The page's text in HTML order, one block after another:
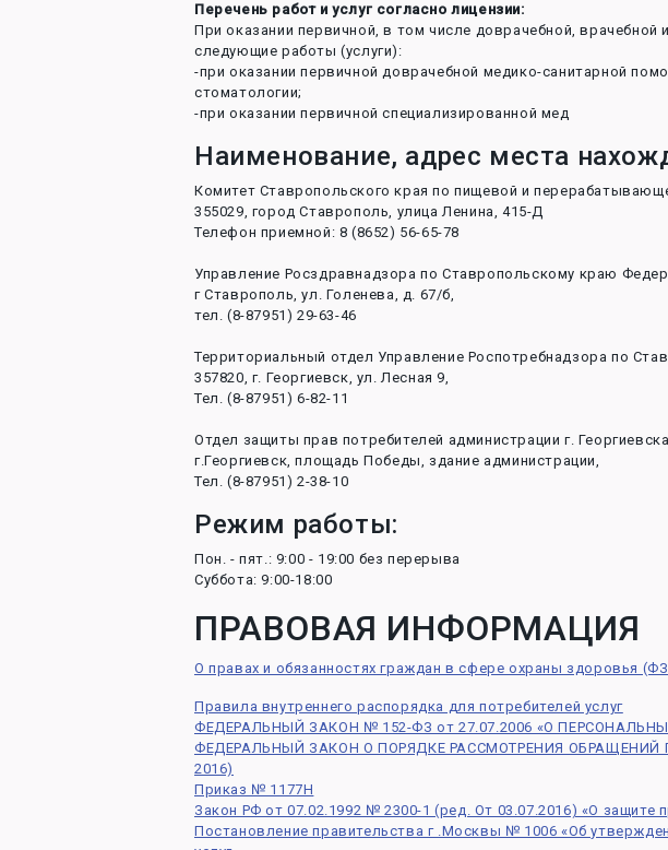
Перечень работ и услуг согласно лицензии:
При оказании первичной, в том числе доврачебной,
следующие работы (услуги):
-при оказании первичной доврачебной медико-санитарной
стоматологии;
-при оказании первичной специализированной мед
Наименование, адрес места
Комитет Ставропольского края по пищевой и
355029, город Ставрополь, улица Ленина, 415-Д
Телефон приемной: 8 (8652) 56-65-78
Управление Росздравнадзора по Ставропольскому краю
г Ставрополь, ул. Голенева, д. 67/б,
тел. (8-87951) 29-63-46
Территориальный отдел Управление Роспотребнадзора по
357820, г. Георгиевск, ул. Лесная 9,
Тел. (8-87951) 6-82-11
Отдел защиты прав потребителей администрации г.
г.Георгиевск, площадь Победы, здание администрации,
Тел. (8-87951) 2-38-10
Режим работы:
Пон. - пят.: 9:00 - 19:00 без перерыва
Суббота: 9:00-18:00
ПРАВОВАЯ ИНФОРМАЦИЯ
О правах и обязанностях граждан в сфере охраны здоровья
Правила внутреннего распорядка для потребителей услуг
ФЕДЕРАЛЬНЫЙ ЗАКОН № 152-ФЗ от 27.07.2006 «О
ФЕДЕРАЛЬНЫЙ ЗАКОН О ПОРЯДКЕ РАССМОТРЕНИЯ ОБРАЩЕНИЙ
2016)
Приказ № 1177Н
Закон РФ от 07.02.1992 № 2300-1 (ред. От 03.07.2016) «О защите
Постановление правительства г .Москвы № 1006 «Об